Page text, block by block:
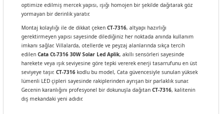
optimize edilmiş mercek yapısı, ışığı homojen bir şekilde dağıtarak göz
yormayan bir derinlik yaratır.
Montaj kolaylığı ile de dikkat çeken CT-7316, altyapı hazırlığı
gerektirmeyen yapısı sayesinde dilediğiniz her noktada anında kullanım
imkanı sağlar. Villalarda, otellerde ve peyzaj alanlarında sıkça tercih
edilen Cata Ct-7316 30W Solar Led Aplik, akıllı sensörleri sayesinde
harekete veya ışık seviyesine göre tepki vererek enerji tasarrufunu en üst
seviyeye taşır. CT-7316 kodlu bu model, Cata güvencesiyle sunulan yüksek
lümenli LED çipleri sayesinde rakiplerinden ayrışan bir parlaklık sunar.
Gecenin karanlığını profesyonel bir dokunuşla dağıtan CT-7316, kalitenin
dış mekandaki yeni adıdır.